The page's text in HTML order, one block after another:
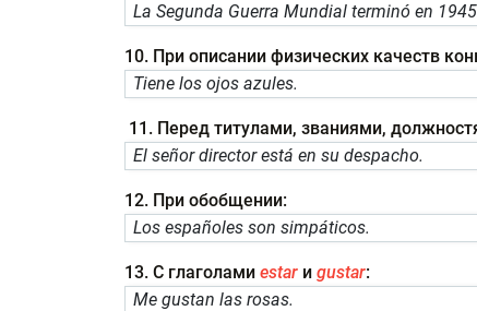
La Segunda Guerra Mundial terminó en
10. При описании физических качеств
Tiene los ojos azules.
11. Перед титулами, званиями,
El señor director está en su despacho.
12. При обобщении:
Los españoles son simpáticos.
13. С глаголами estar и gustar:
Me gustan las rosas.